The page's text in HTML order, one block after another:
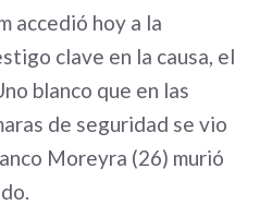
accedió hoy a la
clave en la causa, el
blanco que en las
de seguridad se vio
Moreyra (26) murió